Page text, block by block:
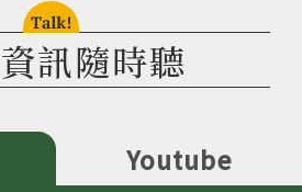
talk!
訊隨時聽
Youtube